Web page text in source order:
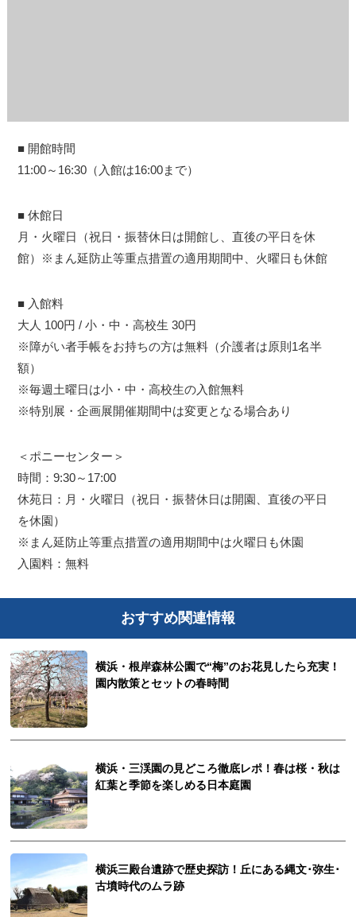
■ 開館時間
11:00～16:30（入館は16:00まで）
■ 休館日
月・火曜日（祝日・振替休日は開館し、直後の平日を休
館）※まん延防止等重点措置の適用期間中、火曜日も休館
■ 入館料
大人 100円 / 小・中・高校生 30円
※障がい者手帳をお持ちの方は無料（介護者は原則1名半
額）
※毎週土曜日は小・中・高校生の入館無料
※特別展・企画展開催期間中は変更となる場合あり
＜ポニーセンター＞
時間：9:30～17:00
休苑日：月・火曜日（祝日・振替休日は開園、直後の平日
を休園）
※まん延防止等重点措置の適用期間中は火曜日も休園
入園料：無料
おすすめ関連情報
横浜・根岸森林公園で“梅”のお花見したら充実！
園内散策とセットの春時間
横浜・三渓園の見どころ徹底レポ！春は桜・秋は
紅葉と季節を楽しめる日本庭園
横浜三殿台遺跡で歴史探訪！丘にある縄文･弥生･
古墳時代のムラ跡